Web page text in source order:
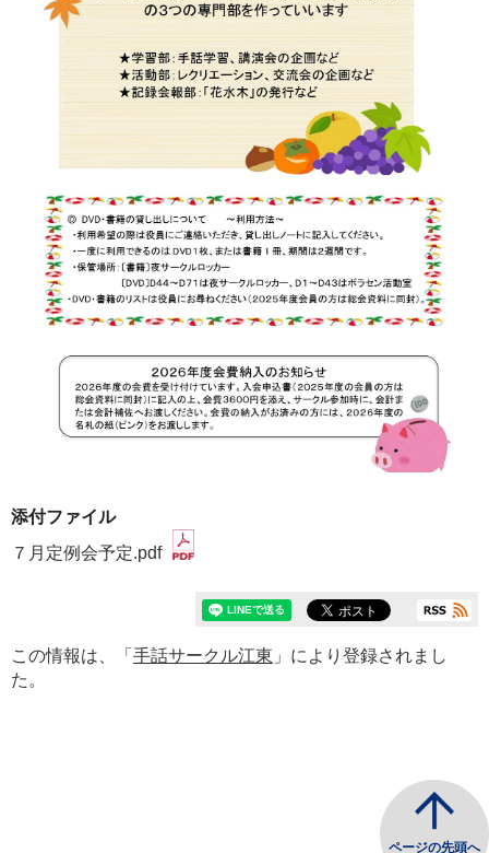
添付ファイル
７月定例会予定.pdf
この情報は、「 手話サークル江東 」により登録されまし
た。
ページの先頭へ